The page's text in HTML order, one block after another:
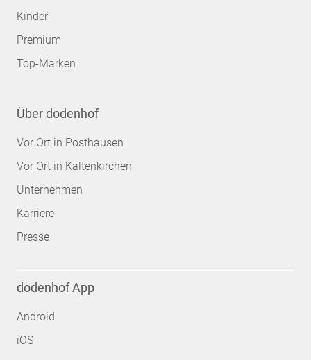
Kinder
Premium
Top-Marken
Über dodenhof
Vor Ort in Posthausen
Vor Ort in Kaltenkirchen
Unternehmen
Karriere
Presse
dodenhof App
Android
iOS